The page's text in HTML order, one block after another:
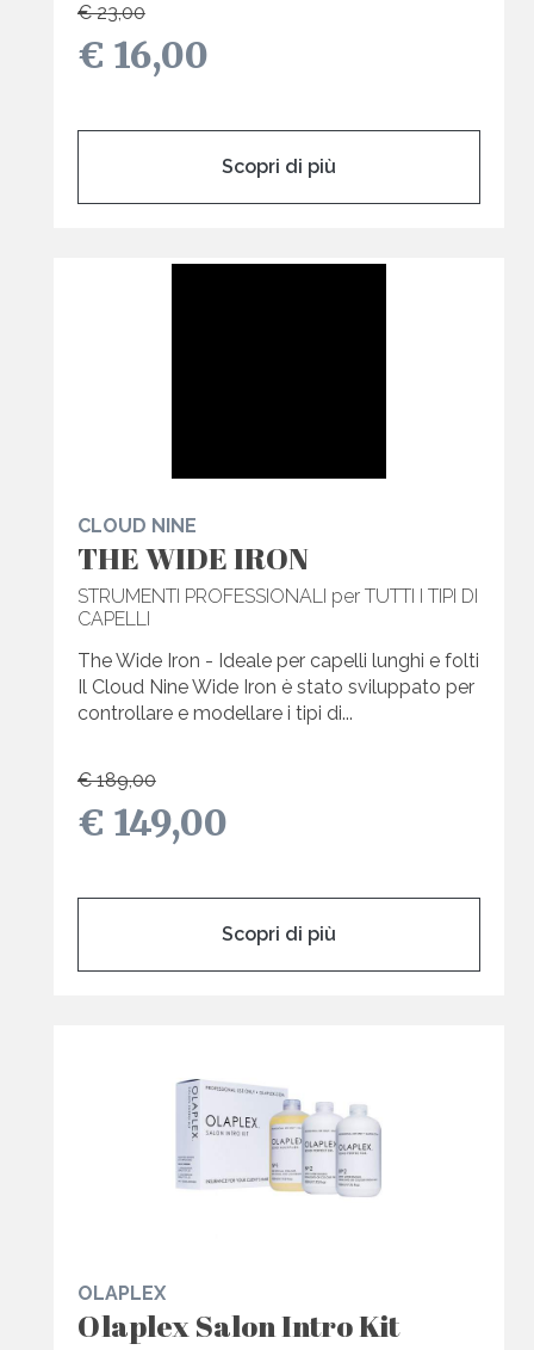
€ 23,00
€ 16,00
Scopri di più
CLOUD NINE
THE WIDE IRON
STRUMENTI PROFESSIONALI per TUTTI I TIPI DI
CAPELLI
The Wide Iron - Ideale per capelli lunghi e folti
Il Cloud Nine Wide Iron è stato sviluppato per
controllare e modellare i tipi di...
€ 189,00
€ 149,00
Scopri di più
OLAPLEX
Olaplex Salon Intro Kit